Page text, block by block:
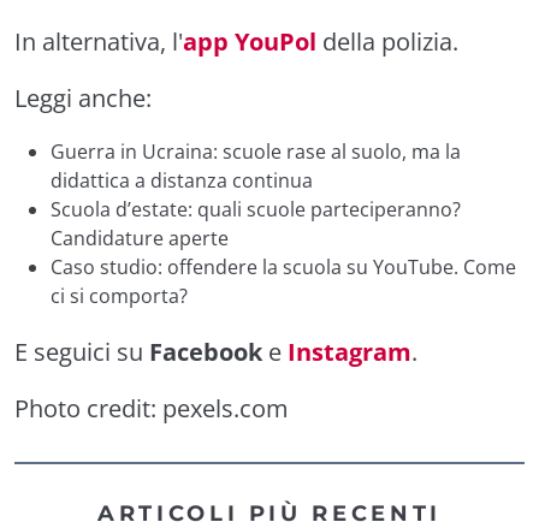
In alternativa, l'app YouPol della polizia.
Leggi anche:
Guerra in Ucraina: scuole rase al suolo, ma la
didattica a distanza continua
Scuola d’estate: quali scuole parteciperanno?
Candidature aperte
Caso studio: offendere la scuola su YouTube. Come
ci si comporta?
E seguici su Facebook e Instagram.
Photo credit: pexels.com
ARTICOLI PIÙ RECENTI